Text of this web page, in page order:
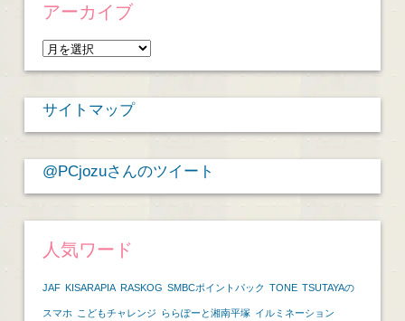
アーカイブ
ア
ー
カ
イ
サイトマップ
@PCjozuさんのツイート
人気ワード
JAF KISARAPIA RASKOG SMBCポイントパック TONE TSUTAYAの
スマホ こどもチャレンジ ららぽーと湘南平塚 イルミネーション